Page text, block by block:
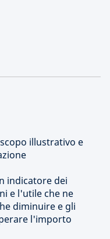
illustrativo e
indicatore dei
e l'utile che ne
diminuire e gli
l'importo